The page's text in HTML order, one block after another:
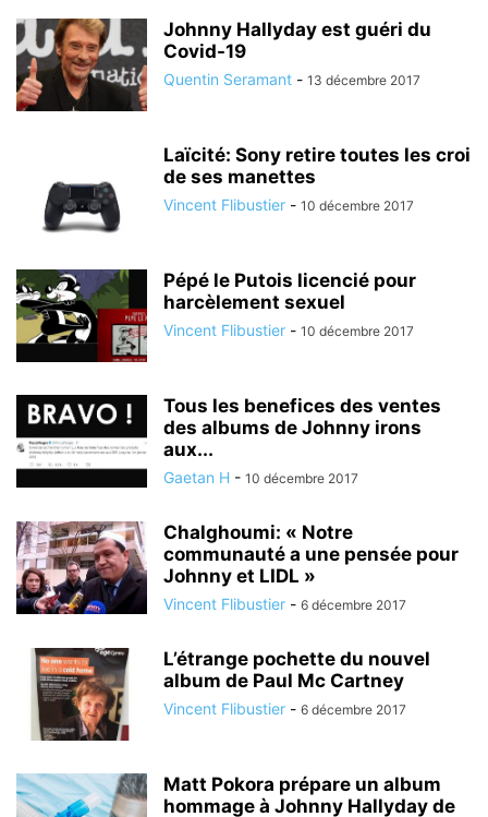
Johnny Hallyday est guéri du
Covid-19
Quentin Seramant - 13 décembre 2017
Laïcité: Sony retire toutes les croi
de ses manettes
Vincent Flibustier - 10 décembre 2017
Pépé le Putois licencié pour
harcèlement sexuel
Vincent Flibustier - 10 décembre 2017
Tous les benefices des ventes
des albums de Johnny irons
aux...
Gaetan H - 10 décembre 2017
Chalghoumi: « Notre
communauté a une pensée pour
Johnny et LIDL »
Vincent Flibustier - 6 décembre 2017
L’étrange pochette du nouvel
album de Paul Mc Cartney
Vincent Flibustier - 6 décembre 2017
Matt Pokora prépare un album
hommage à Johnny Hallyday de